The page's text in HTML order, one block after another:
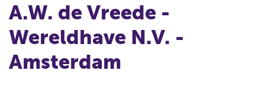
A.W. de Vreede -
Wereldhave N.V. -
Amsterdam